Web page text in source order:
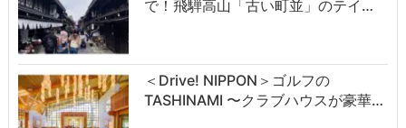
で！飛騨高山「古い町並」のテイ…
＜Drive! NIPPON＞ゴルフの
TASHINAMI 〜クラブハウスが豪華…